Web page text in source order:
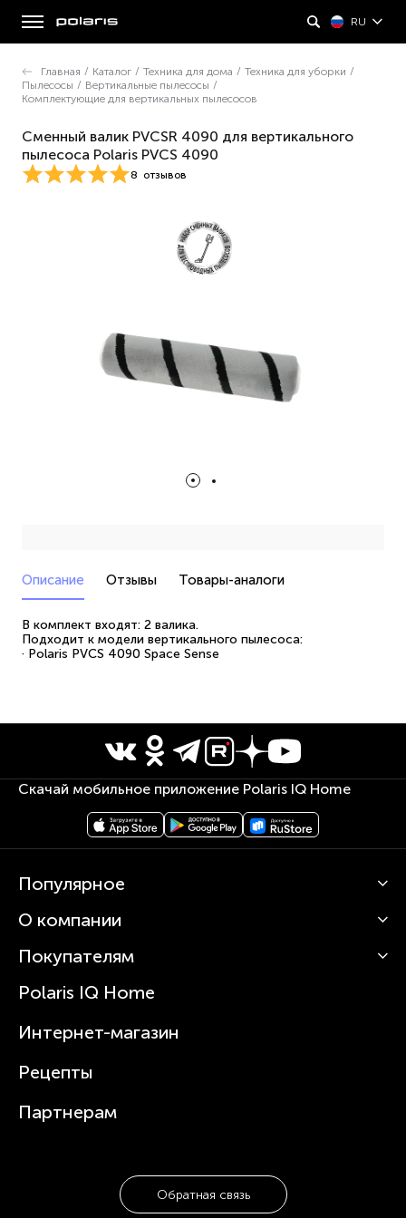
RU
Главная / Каталог / Техника для дома / Техника для уборки /
Пылесосы / Вертикальные пылесосы /
Комплектующие для вертикальных пылесосов
Сменный валик PVCSR 4090 для вертикального
пылесоса Polaris PVCS 4090
8 отзывов
Описание Отзывы Товары-аналоги
В комплект входят: 2 валика.
Подходит к модели вертикального пылесоса:
· Polaris PVCS 4090 Space Sense
Скачай мобильное приложение Polaris IQ Home
Популярное
Кофемашины
Вертикальные пылесосы
Зубные щетки и ирригаторы
Увлажнители
Посуда
О компании
О Polaris
Статьи
Покупателям
Сервисные центры
Где купить
Polaris IQ Home
Интернет-магазин
Рецепты
Партнерам
Обратная связь